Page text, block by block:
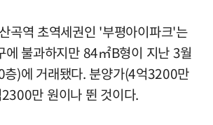
곡역 초역세권인 '부평아이파크'는
에 불과하지만 84㎡B형이 지난 3월
)에 거래됐다. 분양가(4억3200만
만 원이나 뛴 것이다.